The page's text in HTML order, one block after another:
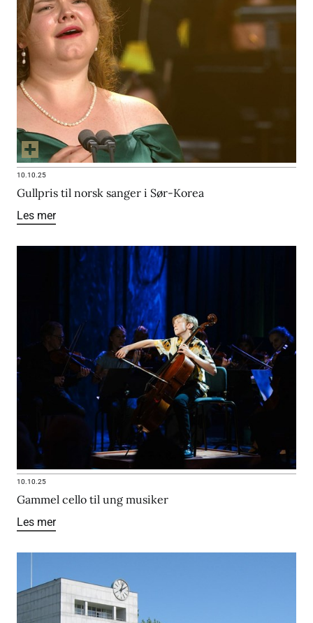
10.10.25
Gullpris til norsk sanger i Sør-Korea
Les mer
10.10.25
Gammel cello til ung musiker
Les mer